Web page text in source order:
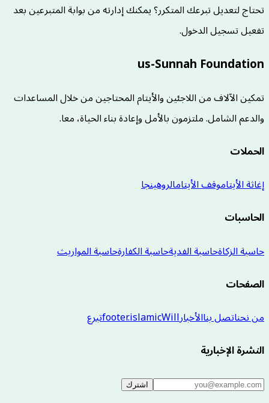
تحتاج لتعديل تبرعك المتكرر؟ يمكنك إدارته من بوابة المتبرعين بعد
تفعيل تسجيل الدخول.
us-Sunnah Foundation
تمكين الآلاف من اللاجئين والأيتام المحتاجين من خلال المساعدات
والدعم الشامل. ملتزمون بالأمل وإعادة بناء الحياة، معا.
الحملات
إغاثة الأيتاموقف الأيتامالروهينجا
الحاسبات
حاسبة الزكاةحاسبة الفديةحاسبة الكفارةحاسبة المواريث
الصفحات
من نحناتصل بناالأخبارfooter.islamicWillتبرع
النشرة الإخبارية
اشترك